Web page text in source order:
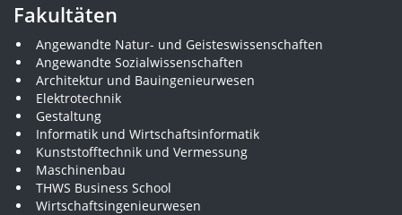
Fakultäten
Angewandte Natur- und Geisteswissenschaften
Angewandte Sozialwissenschaften
Architektur und Bauingenieurwesen
Elektrotechnik
Gestaltung
Informatik und Wirtschaftsinformatik
Kunststofftechnik und Vermessung
Maschinenbau
THWS Business School
Wirtschaftsingenieurwesen